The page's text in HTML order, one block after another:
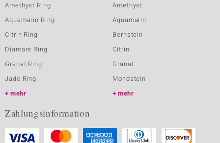
Amethyst Ring
Aquamarin Ring
Citrin Ring
Diamant Ring
Granat Ring
Jade Ring
mehr
Amethyst
Aquamarin
Bernstein
Citrin
Granat
Mondstein
mehr
Zahlungsinformation